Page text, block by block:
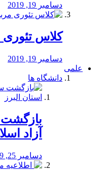
دسامبر 19, 2019
کلاس تئوری
دسامبر 19, 2019
علمی
دانشگاه ها
آزاد
دسامبر 25, 2019